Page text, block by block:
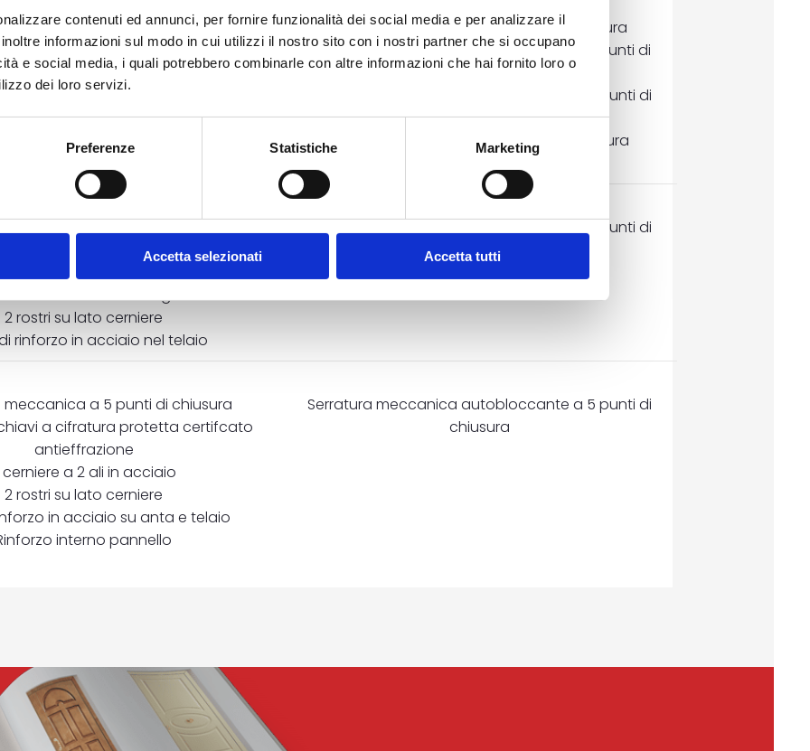
contenuti ed annunci, per fornire funzionalità dei social media e per analizzare il
informazioni sul modo in cui utilizzi il nostro sito con i nostri partner che si occupano
e social media, i quali potrebbero combinarle con altre informazioni che hai fornito loro o
dei loro servizi.
Preferenze Statistiche Marketing
Accetta selezionati Accetta tutti
meccanica a 3 punti di chiusura
a cifratura protetta certifcato
antieffrazione
a 2 ali in alluminio registrabili
2 rostri su lato cerniere
di rinforzo in acciaio nel telaio
Serratura meccanica a 5 punti di chiusura
Serratura meccanica autobloccante a 3 punti di
chiusura
Serratura meccanica autobloccante a 5 punti di
chiusura
Serratura motorizzata a 3 punti di chiusura
chiavi a cifratura protetta certifcato
antieffrazione
a 3 ali in alluminio registrabili
2 rostri su lato cerniere
rinforzo in acciaio nel telaio
Serratura meccanica autobloccante a 5 punti di
chiusura
meccanica a 5 punti di chiusura
a cifratura protetta certifcato
antieffrazione
cerniere a 2 ali in acciaio
2 rostri su lato cerniere
in acciaio su anta e telaio
interno pannello
Serratura meccanica autobloccante a 5 punti di
chiusura